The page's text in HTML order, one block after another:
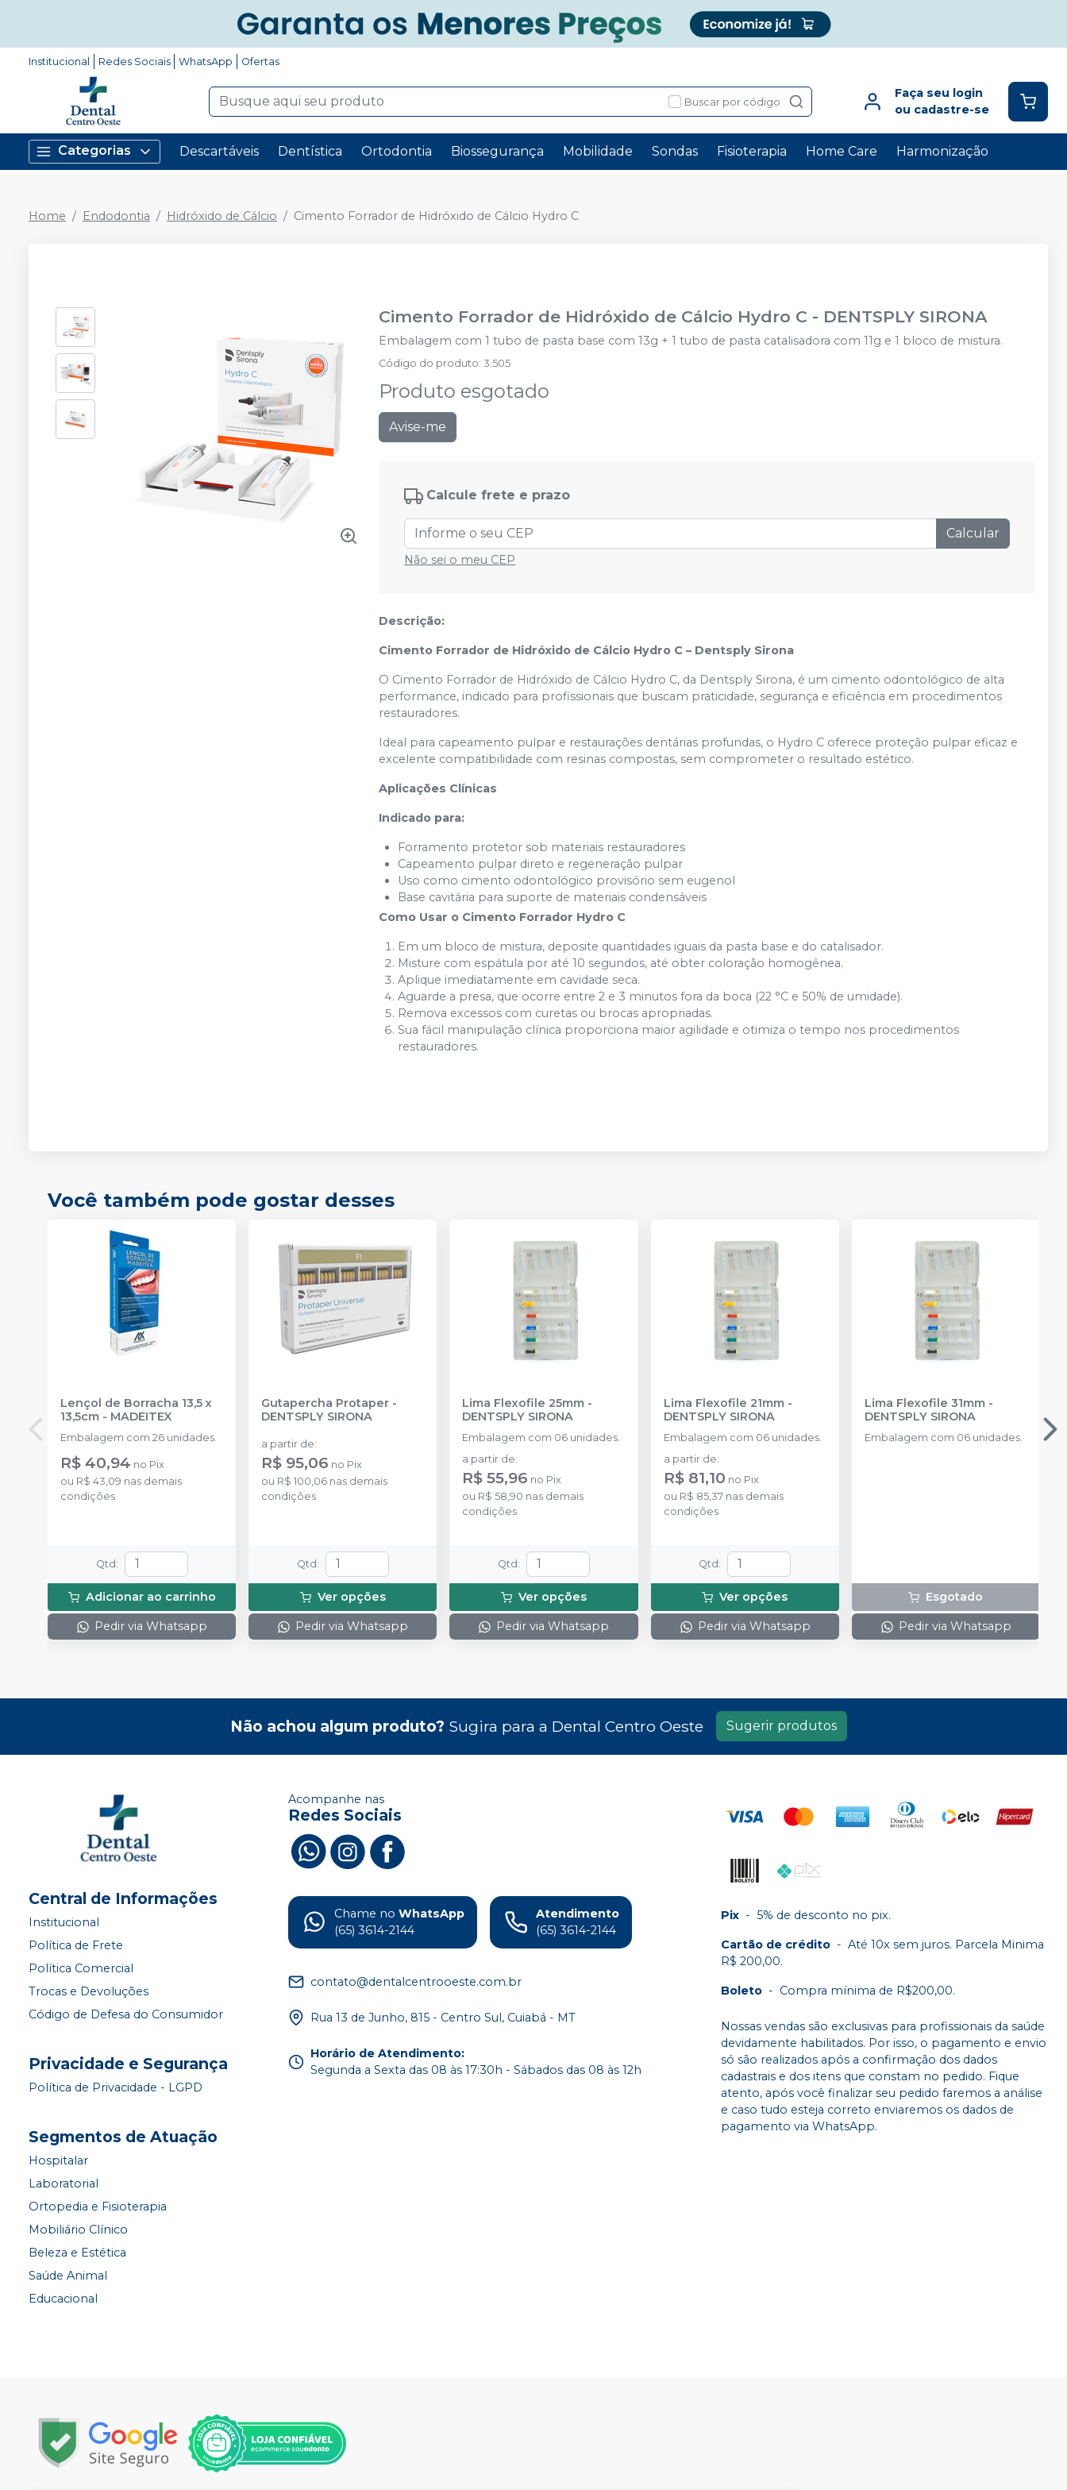
Institucional Redes Sociais WhatsApp Ofertas
Buscar por código
Faça seu login
ou cadastre-se
Categorias Descartáveis Dentística Ortodontia Biossegurança Mobilidade Sondas Fisioterapia Home Care Harmonização
Home Endodontia Hidróxido de Cálcio Cimento Forrador de Hidróxido de Cálcio Hydro C
Cimento Forrador de Hidróxido de Cálcio Hydro C - DENTSPLY SIRONA
Embalagem com 1 tubo de pasta base com 13g + 1 tubo de pasta catalisadora com 11g e 1 bloco de mistura.
Código do produto:3.505
Produto esgotado
Avise-me
Calcule frete e prazo
Calcular
Não sei o meu CEP
Descrição:
Cimento Forrador de Hidróxido de Cálcio Hydro C – Dentsply Sirona
O Cimento Forrador de Hidróxido de Cálcio Hydro C, da Dentsply Sirona, é um cimento odontológico de alta
performance, indicado para profissionais que buscam praticidade, segurança e eficiência em procedimentos
restauradores.
Ideal para capeamento pulpar e restaurações dentárias profundas, o Hydro C oferece proteção pulpar eficaz e
excelente compatibilidade com resinas compostas, sem comprometer o resultado estético.
Aplicações Clínicas
Indicado para:
Forramento protetor sob materiais restauradores
Capeamento pulpar direto e regeneração pulpar
Uso como cimento odontológico provisório sem eugenol
Base cavitária para suporte de materiais condensáveis
Como Usar o Cimento Forrador Hydro C
Em um bloco de mistura, deposite quantidades iguais da pasta base e do catalisador.
Misture com espátula por até 10 segundos, até obter coloração homogênea.
Aplique imediatamente em cavidade seca.
Aguarde a presa, que ocorre entre 2 e 3 minutos fora da boca (22 °C e 50% de umidade).
Remova excessos com curetas ou brocas apropriadas.
Sua fácil manipulação clínica proporciona maior agilidade e otimiza o tempo nos procedimentos
restauradores.
Você também pode gostar desses
Lençol de Borracha 13,5 x
13,5cm - MADEITEX
Embalagem com 26 unidades.
R$ 40,94 no Pix
ou R$ 43,09 nas demais
condições
Qtd :
Adicionar ao carrinho
Pedir via Whatsapp
Gutapercha Protaper -
DENTSPLY SIRONA
a partir de:
R$ 95,06 no Pix
ou R$ 100,06 nas demais
condições
Qtd :
Ver opções
Pedir via Whatsapp
Lima Flexofile 25mm -
DENTSPLY SIRONA
Embalagem com 06 unidades.
a partir de:
R$ 55,96 no Pix
ou R$ 58,90 nas demais
condições
Qtd :
Ver opções
Pedir via Whatsapp
Lima Flexofile 21mm-
DENTSPLY SIRONA
Embalagem com 06 unidades.
a partir de:
R$ 81,10 no Pix
ou R$ 85,37nas demais
condições
Qtd :
Ver opções
Pedir via Whatsapp
Lima Flexofile 31mm-
DENTSPLY SIRONA
Embalagem com 06 unidades.
Esgotado
Pedir via Whatsapp
Não achou algum produto? Sugira para a Dental Centro Oeste Sugerir produtos
Central de Informações
Institucional
Política de Frete
Política Comercial
Trocas e Devoluções
Código de Defesa do Consumidor
Privacidade e Segurança
Política de Privacidade - LGPD
Segmentos de Atuação
Hospitalar
Laboratorial
Ortopedia e Fisioterapia
Mobiliário Clínico
Beleza e Estética
Saúde Animal
Educacional
Acompanhe nas
Redes Sociais
Chame no WhatsApp
(65) 3614-2144
Atendimento
(65) 3614-2144
contato@dentalcentrooeste.com.br
Rua 13 de Junho, 815 - Centro Sul, Cuiabá - MT
Horário de Atendimento:
Segunda a Sexta das 08 às 17:30h - Sábados das 08 às 12h
Pix - 5% de desconto no pix.
Cartão de crédito - Até 10x sem juros. Parcela Minima
R$ 200,00.
Boleto - Compra mínima de R$200,00.
Nossas vendas são exclusivas para profissionais da saúde
devidamente habilitados. Por isso, o pagamento e envio
só são realizados após a confirmação dos dados
cadastrais e dos itens que constam no pedido. Fique
atento, após você finalizar seu pedido faremos a análise
e caso tudo esteja correto enviaremos os dados de
pagamento via WhatsApp.